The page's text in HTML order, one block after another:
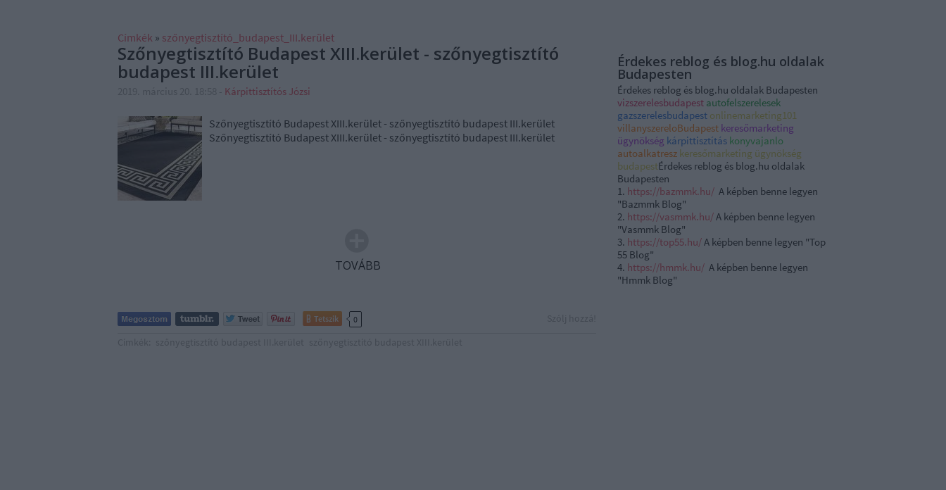
Címkék » szőnyegtisztító_budapest_III.kerület
Szőnyegtisztító Budapest XIII.kerület - szőnyegtisztító
budapest III.kerület
Kárpittisztítós Józsi
Szőnyegtisztító Budapest XIII.kerület - szőnyegtisztító budapest III.kerület
Szőnyegtisztító Budapest XIII.kerület - szőnyegtisztító budapest III.kerület
TOVÁBB
Tetszik 0
Érdekes reblog és blog.hu oldalak
Budapesten
Érdekes reblog és blog.hu oldalak Budapesten
vizszerelesbudapest autofelszerelesek
gazszerelesbudapest onlinemarketing101
villanyszereloBudapest keresőmarketing
ügynökség kárpittisztítás konyvajanlo
autoalkatresz keresőmarketing ügynökség
budapestÉrdekes reblog és blog.hu oldalak
Budapesten
1. https://bazmmk.hu/ A képben benne legyen
"Bazmmk Blog"
2. https://vasmmk.hu/A képben benne legyen
"Vasmmk Blog"
3. https://top55.hu/A képben benne legyen "Top
55 Blog"
4. https://hmmk.hu/ A képben benne legyen
"Hmmk Blog"